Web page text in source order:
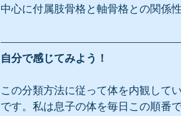
中心に付属肢骨格と軸骨格との関係
自分で感じてみよう！
この分類方法に従って体を内観して
です。私は息子の体を毎日この順番